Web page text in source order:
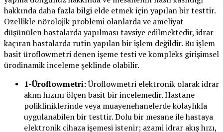
hakkında daha fazla bilgi elde etmek için yapılan bir testtir.
Özellikle nörolojik problemi olanlarda ve ameliyat
düşünülen hastalarda yapılması tavsiye edilmektedir, idrar
kaçıran hastalarda rutin yapılan bir işlem değildir. Bu işlem
basit üroflowmetri denen işeme testi ve kompleks girişimsel
ürodinamik inceleme şeklinde olabilir.
1-Üroflowmetri:Üroflowmetri elektronik olarak idrar
akım hızını ölçen basit bir incelemedir. Hastane
polikliniklerinde veya muayenehanelerde kolaylıkla
uygulanabilen bir testtir. Dolu bir mesane ile hastaya
elektronik cihaza işemesi istenir; azami idrar akış hızı,